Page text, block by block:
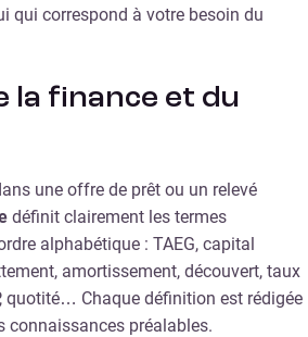
qui correspond à votre besoin du
la finance et du
une offre de prêt ou un relevé
définit clairement les termes
alphabétique : TAEG, capital
amortissement, découvert, taux
quotité… Chaque définition est rédigée
connaissances préalables.